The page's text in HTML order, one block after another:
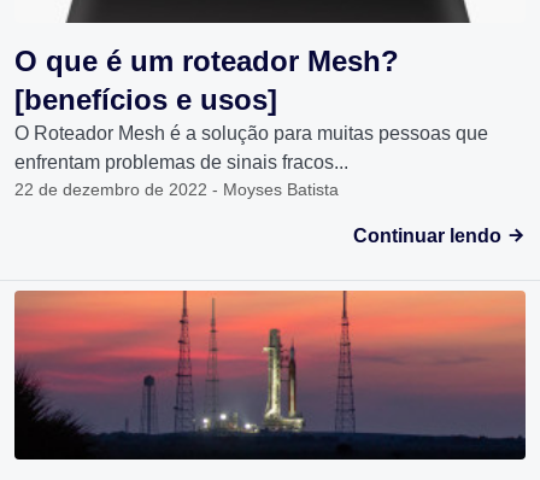
O que é um roteador Mesh?
[benefícios e usos]
O Roteador Mesh é a solução para muitas pessoas que
enfrentam problemas de sinais fracos...
22 de dezembro de 2022 - Moyses Batista
Continuar lendo